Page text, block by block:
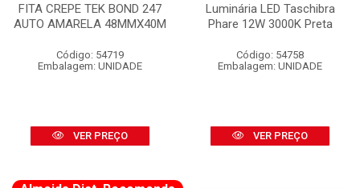
FITA CREPE TEK BOND 247
AUTO AMARELA 48MMX40M
Código: 54719
Embalagem: UNIDADE
VER PREÇO
Luminária LED Taschibra
Phare 12W 3000K Preta
Código: 54758
Embalagem: UNIDADE
VER PREÇO